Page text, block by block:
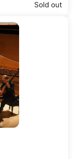
Sold out